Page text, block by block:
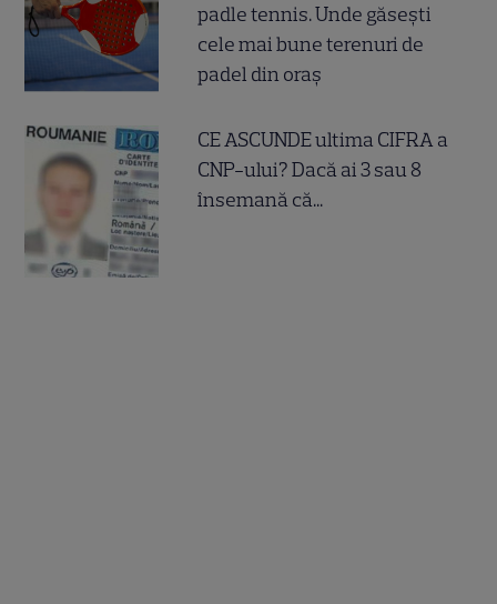
padle tennis. Unde găsești
cele mai bune terenuri de
padel din oraș
CE ASCUNDE ultima CIFRA a
CNP-ului? Dacă ai 3 sau 8
însemană că...